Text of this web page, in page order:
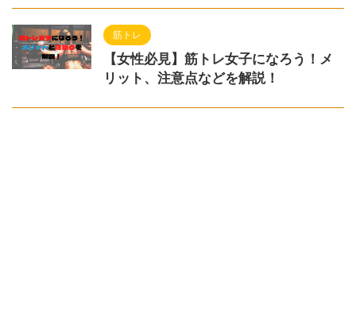
筋トレ
【女性必見】筋トレ女子になろう！メ
リット、注意点などを解説！